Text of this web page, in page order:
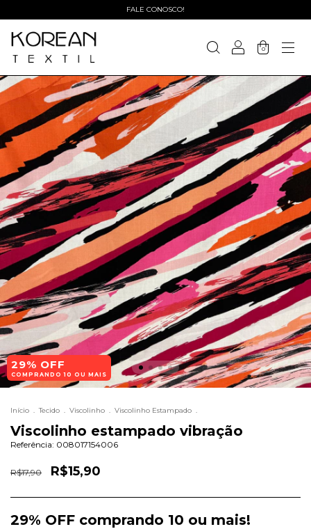
FALE CONOSCO!
0
29% OFF
COMPRANDO 10 OU MAIS
Início . Tecido . Viscolinho . Viscolinho Estampado .
Viscolinho estampado vibração
Referência: 008017154006
R$17,90 R$15,90
29% OFF comprando 10 ou mais!